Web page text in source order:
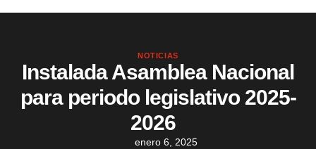
NOTICIAS
Instalada Asamblea Nacional
para periodo legislativo 2025-
2026
enero 6, 2025